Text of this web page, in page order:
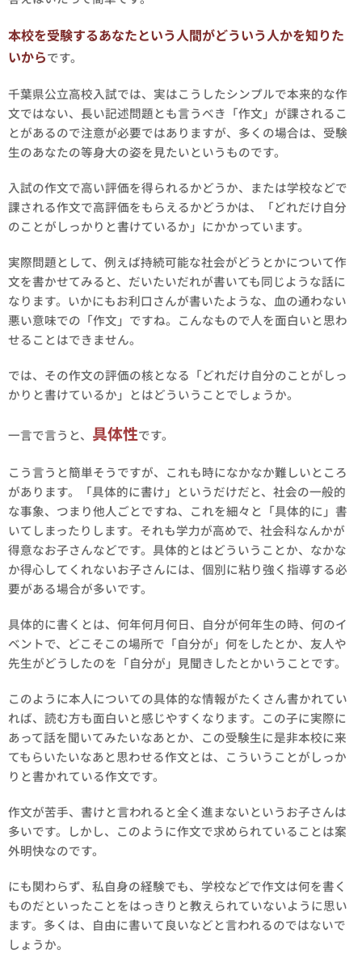
本校を受験するあなたという人間がどういう人かを知りた
いからです。
千葉県公立高校入試では、実はこうしたシンプルで本来的な作
文ではない、長い記述問題とも言うべき「作文」が課されるこ
とがあるので注意が必要ではありますが、多くの場合は、受験
生のあなたの等身大の姿を見たいというものです。
入試の作文で高い評価を得られるかどうか、または学校などで
課される作文で高評価をもらえるかどうかは、「どれだけ自分
のことがしっかりと書けているか」にかかっています。
実際問題として、例えば持続可能な社会がどうとかについて作
文を書かせてみると、だいたいだれが書いても同じような話に
なります。いかにもお利口さんが書いたような、血の通わない
悪い意味での「作文」ですね。こんなもので人を面白いと思わ
せることはできません。
では、その作文の評価の核となる「どれだけ自分のことがしっ
かりと書けているか」とはどういうことでしょうか。
一言で言うと、 具体性です。
こう言うと簡単そうですが、これも時になかなか難しいところ
があります。「具体的に書け」というだけだと、社会の一般的
な事象、つまり他人ごとですね、これを細々と「具体的に」書
いてしまったりします。それも学力が高めで、社会科なんかが
得意なお子さんなどです。具体的とはどういうことか、なかな
か得心してくれないお子さんには、個別に粘り強く指導する必
要がある場合が多いです。
具体的に書くとは、何年何月何日、自分が何年生の時、何のイ
ベントで、どこそこの場所で「自分が」何をしたとか、友人や
先生がどうしたのを「自分が」見聞きしたとかいうことです。
このように本人についての具体的な情報がたくさん書かれてい
れば、読む方も面白いと感じやすくなります。この子に実際に
あって話を聞いてみたいなあとか、この受験生に是非本校に来
てもらいたいなあと思わせる作文とは、こういうことがしっか
りと書かれている作文です。
作文が苦手、書けと言われると全く進まないというお子さんは
多いです。しかし、このように作文で求められていることは案
外明快なのです。
にも関わらず、私自身の経験でも、学校などで作文は何を書く
ものだといったことをはっきりと教えられていないように思い
ます。多くは、自由に書いて良いなどと言われるのではないで
しょうか。